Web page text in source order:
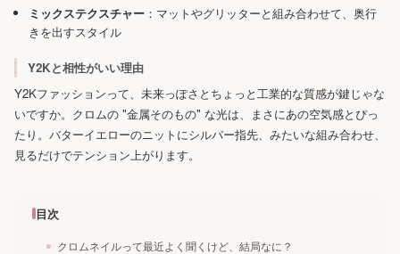
ミックステクスチャー：マットやグリッターと組み合わせて、奥行
きを出すスタイル
Y2Kと相性がいい理由
Y2Kファッションって、未来っぽさとちょっと工業的な質感が鍵じゃな
いですか。クロムの "金属そのもの" な光は、まさにあの空気感とぴっ
たり。バターイエローのニットにシルバー指先、みたいな組み合わせ、
見るだけでテンション上がります。
目次
クロムネイルって最近よく聞くけど、結局なに？